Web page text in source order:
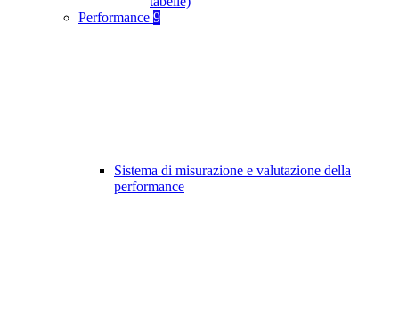
Performance 9
Sistema di misurazione e valutazione della
performance